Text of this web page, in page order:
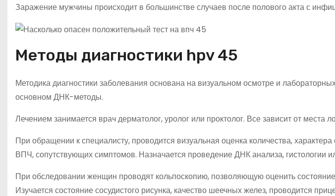
Заражение мужчины происходит в большинстве случаев после полового акта с
Методы диагностики hpv 45
Методика диагностики заболевания основана на визуальном осмотре и
основном ДНК-методы.
Лечением занимается врач дерматолог, уролог или проктолог. Все зависит от места
При обращении к специалисту, проводится визуальная оценка количества,
ВПЧ, сопутствующих симптомов. Назначается проведение ДНК анализа, гистологии
При обследовании женщин проводят кольпоскопию, позволяющую оценить состояние
Изучается состояние сосудистого рисунка, качество шеечных желез, проводится